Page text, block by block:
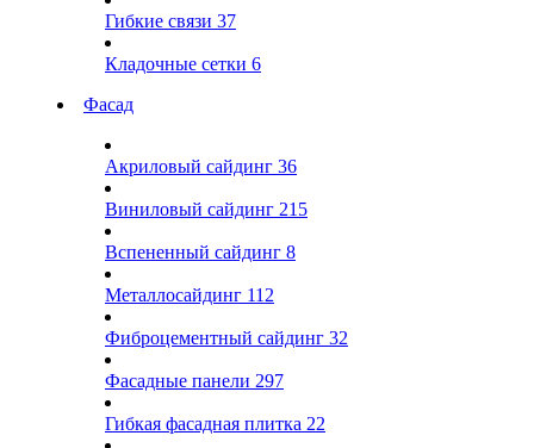
Гибкие связи 37
Кладочные сетки 6
Фасад
Акриловый сайдинг 36
Виниловый сайдинг 215
Вспененный сайдинг 8
Металлосайдинг 112
Фиброцементный сайдинг 32
Фасадные панели 297
Гибкая фасадная плитка 22